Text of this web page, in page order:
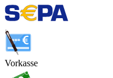
Vorkasse